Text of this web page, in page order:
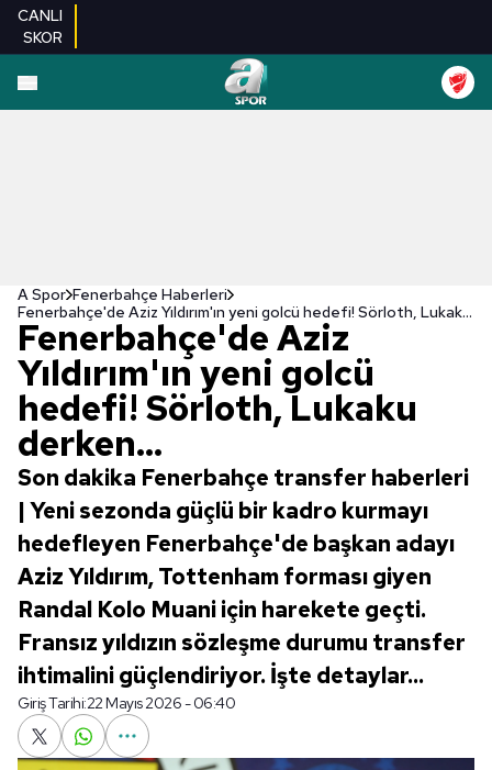
CANLI
SKOR
A Spor Fenerbahçe Haberleri
Fenerbahçe'de Aziz Yıldırım'ın yeni golcü hedefi! Sörloth, Lukaku derken...
Fenerbahçe'de Aziz
Yıldırım'ın yeni golcü
hedefi! Sörloth, Lukaku
derken...
Son dakika Fenerbahçe transfer haberleri
| Yeni sezonda güçlü bir kadro kurmayı
hedefleyen Fenerbahçe'de başkan adayı
Aziz Yıldırım, Tottenham forması giyen
Randal Kolo Muani için harekete geçti.
Fransız yıldızın sözleşme durumu transfer
ihtimalini güçlendiriyor. İşte detaylar...
Giriş Tarihi:22 Mayıs 2026 - 06:40